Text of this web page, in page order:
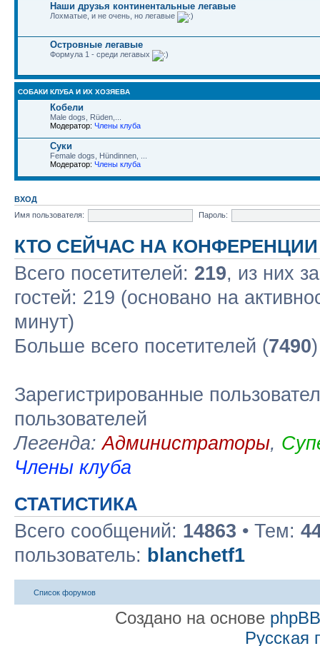
Наши друзья континентальные легавые
Лохматые, и не очень, но легавые
Островные легавые
Формула 1 - среди легавых
СОБАКИ КЛУБА И ИХ ХОЗЯЕВА
Кобели
Male dogs, Rüden,...
Модератор: Члены клуба
Суки
Female dogs, Hündinnen, ...
Модератор: Члены клуба
ВХОД
Имя пользователя:
Пароль:
КТО СЕЙЧАС НА КОНФЕРЕНЦИИ
Всего посетителей: 219, из них
гостей: 219 (основано на
минут)
Больше всего посетителей (7490
Зарегистрированные
пользователей
Легенда:Администраторы,
Члены клуба
СТАТИСТИКА
Всего сообщений: 14863 • Тем:
пользователь: blanchetf1
Список форумов
Создано на основе phpBB
Русская